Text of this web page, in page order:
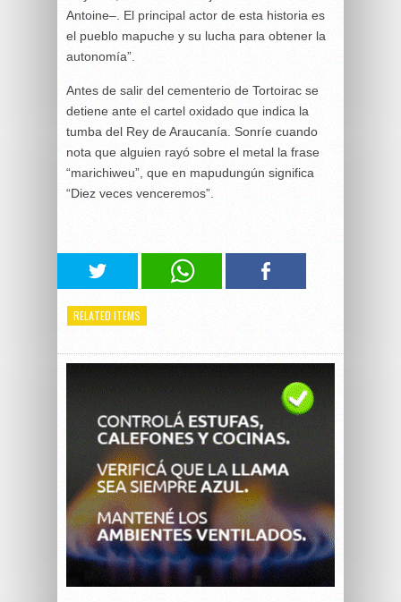
Antoine–. El principal actor de esta historia es
el pueblo mapuche y su lucha para obtener la
autonomía”.
Antes de salir del cementerio de Tortoirac se
detiene ante el cartel oxidado que indica la
tumba del Rey de Araucanía. Sonríe cuando
nota que alguien rayó sobre el metal la frase
“marichiweu”, que en mapudungún significa
“Diez veces venceremos”.
RELATED ITEMS